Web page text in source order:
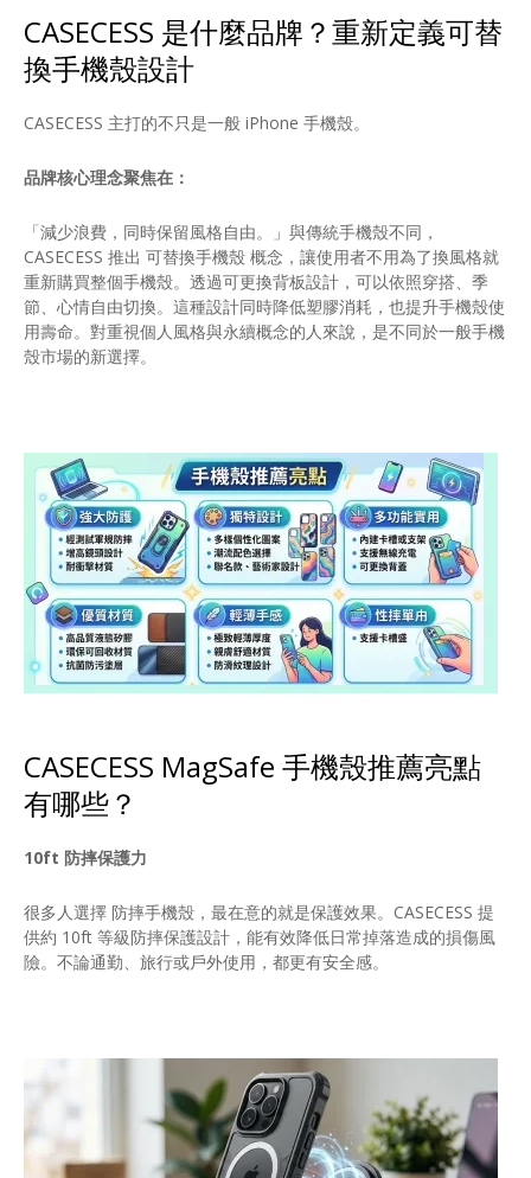
CASECESS 是什麼品牌？重新定義可替
換手機殼設計
CASECESS 主打的不只是一般 iPhone 手機殼。
品牌核心理念聚焦在：
「減少浪費，同時保留風格自由。」與傳統手機殼不同，
CASECESS 推出 可替換手機殼 概念，讓使用者不用為了換風格就
重新購買整個手機殼。透過可更換背板設計，可以依照穿搭、季
節、心情自由切換。這種設計同時降低塑膠消耗，也提升手機殼使
用壽命。對重視個人風格與永續概念的人來說，是不同於一般手機
殼市場的新選擇。
CASECESS MagSafe 手機殼推薦亮點
有哪些？
10ft 防摔保護力
很多人選擇 防摔手機殼，最在意的就是保護效果。CASECESS 提
供約 10ft 等級防摔保護設計，能有效降低日常掉落造成的損傷風
險。不論通勤、旅行或戶外使用，都更有安全感。